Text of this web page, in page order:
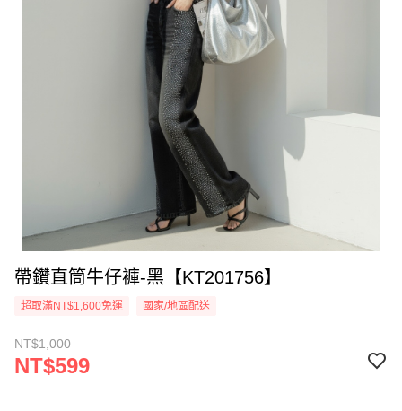
帶鑽直筒牛仔褲-黑【KT201756】
超取滿NT$1,600免運 國家/地區配送
NT$1,000
NT$599